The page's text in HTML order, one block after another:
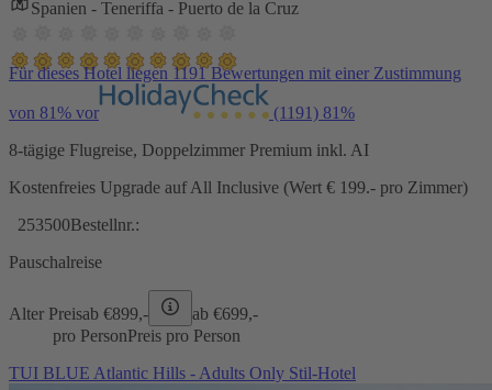
Spanien - Teneriffa - Puerto de la Cruz
Für dieses Hotel liegen 1191 Bewertungen mit einer Zustimmung
von 81% vor (1191) 81%
8-tägige Flugreise, Doppelzimmer Premium inkl. AI
Kostenfreies Upgrade auf All Inclusive (Wert € 199.- pro Zimmer)
253500Bestellnr.:
Pauschalreise
Alter Preisab €899,- ab €699,-
pro PersonPreis pro Person
TUI BLUE Atlantic Hills - Adults Only Stil-Hotel